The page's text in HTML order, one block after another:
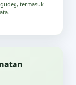
termasuk